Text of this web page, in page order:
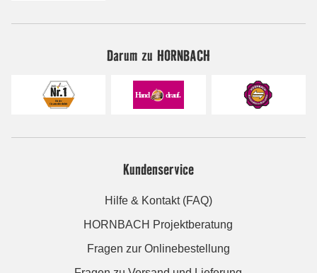
Darum zu HORNBACH
Kundenservice
Hilfe & Kontakt (FAQ)
HORNBACH Projektberatung
Fragen zur Onlinebestellung